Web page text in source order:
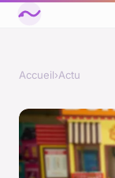
Accueil›Actu